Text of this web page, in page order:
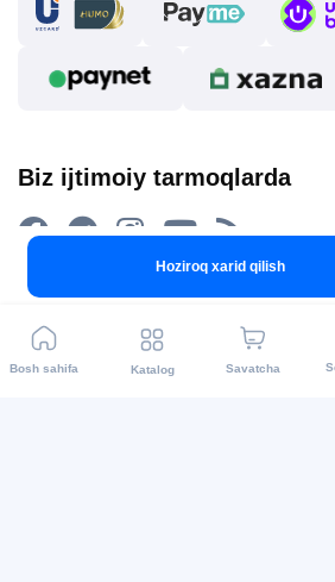
Bosh sahifa Katalog Savatcha
Hoziroq xarid qilish
Biz ijtimoiy tarmoqlarda
2015 - 2026 Internet-do’kon
va boshqalar.Mahsulotni